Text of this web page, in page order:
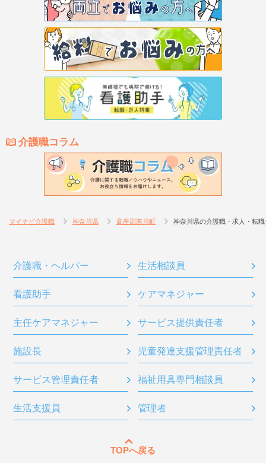
介護職コラム
マイナビ介護職 神奈川県 高座郡寒川町 神奈川県の介護職・求人・転職
介護職・ヘルパー 生活相談員
看護助手 ケアマネジャー
主任ケアマネジャー サービス提供責任者
施設長 児童発達支援管理責任者
サービス管理責任者 福祉用具専門相談員
生活支援員 管理者
TOPへ戻る